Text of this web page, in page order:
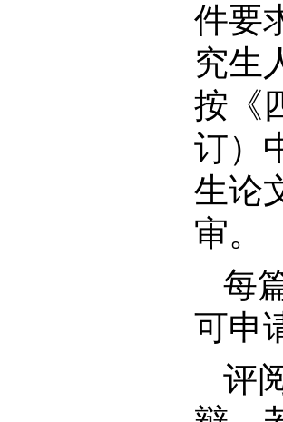
件要
究生
按《
订）
生论
审。
每
可申
评